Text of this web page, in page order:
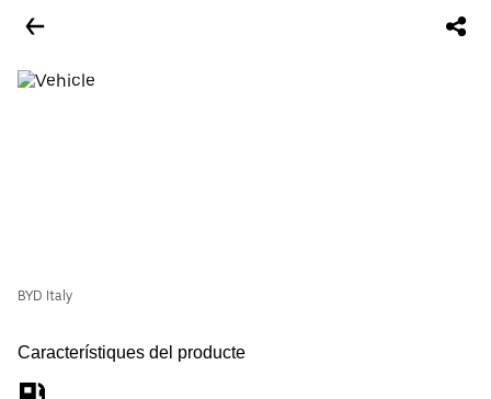
BYD Italy
Característiques del producte